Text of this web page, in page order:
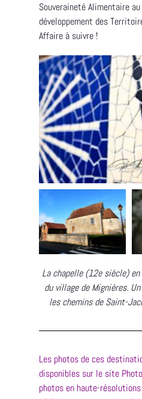
Souveraineté Alimentaire
développement des
Affaire à suivre !
La chapelle (12e siècle)
du village de Mignières.
les chemins de Saint-
Les photos de ces
disponibles sur le site
photos en haute-